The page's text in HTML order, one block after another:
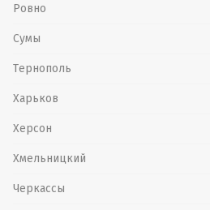
Ровно
Сумы
Тернополь
Харьков
Херсон
Хмельницкий
Черкассы